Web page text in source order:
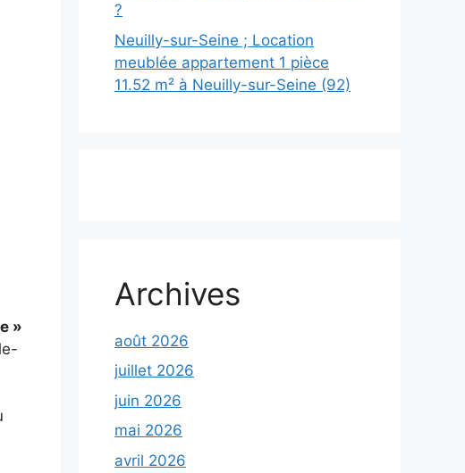
»
?
Neuilly-sur-Seine ; Location
meublée appartement 1 pièce
11.52 m² à Neuilly-sur-Seine (92)
Archives
août 2026
juillet 2026
juin 2026
mai 2026
avril 2026